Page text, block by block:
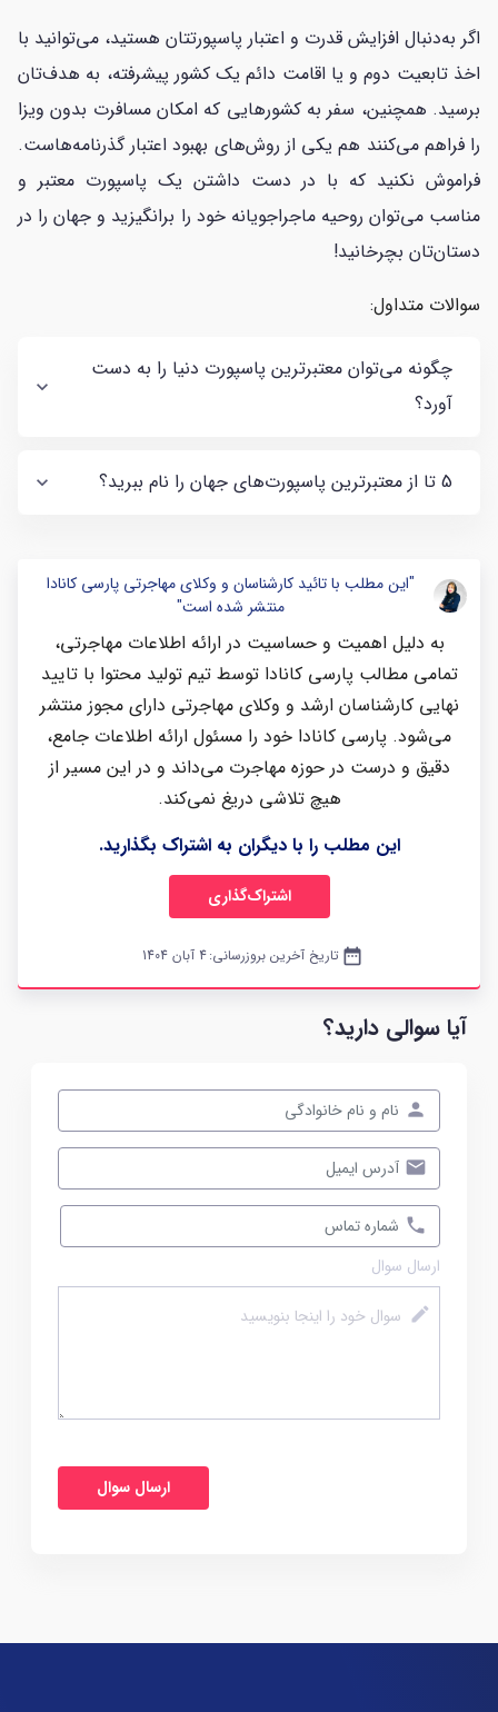
اگر به‌دنبال افزایش قدرت و اعتبار پاسپورتتان هستید، می‌توانید با
اخذ تابعیت دوم و یا اقامت دائم یک کشور پیشرفته، به هدف‌تان
برسید. همچنین، سفر به کشورهایی که امکان مسافرت بدون ویزا
را فراهم می‌کنند هم یکی از روش‌های بهبود اعتبار گذرنامه‌هاست.
فراموش نکنید که با در دست داشتن یک پاسپورت معتبر و
مناسب می‌توان روحیه ماجراجویانه خود را برانگیزید و جهان را در
دستان‌تان بچرخانید!
سوالات متداول:
چگونه می‌توان معتبرترین پاسپورت دنیا را به دست
آورد؟
5 تا از معتبرترین پاسپورت‌های جهان را نام ببرید؟
"این مطلب با تائید کارشناسان و وکلای مهاجرتی پارسی کانادا
منتشر شده است"
به دلیل اهمیت و حساسیت در ارائه اطلاعات مهاجرتی،
تمامی مطالب پارسی کانادا توسط تیم تولید محتوا با تایید
نهایی کارشناسان ارشد و وکلای مهاجرتی دارای مجوز منتشر
می‌شود. پارسی کانادا خود را مسئول ارائه اطلاعات جامع،
دقیق و درست در حوزه مهاجرت می‌داند و در این مسیر از
هیچ تلاشی دریغ نمی‌کند.
این مطلب را با دیگران به اشتراک بگذارید.
اشتراک‌گذاری
date_range تاریخ آخرین بروزرسانی:4 آبان 1404
آیا سوالی دارید؟
ارسال سوال